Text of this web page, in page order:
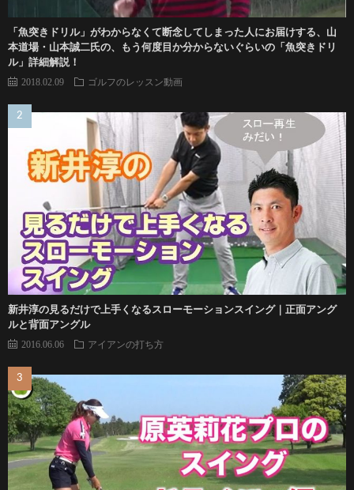
「魚突きドリル」がわからなくて断念してしまった人にお届けする、山
本道場・山本誠二氏の、もう何度目か分からないぐらいの「魚突きドリ
ル」詳細解説！
2018.02.09 ゴルフのレッスン動画
新井淳の見るだけで上手くなるスローモーションスイング｜正面アング
ルと背面アングル
2016.06.06 アイアンの打ち方